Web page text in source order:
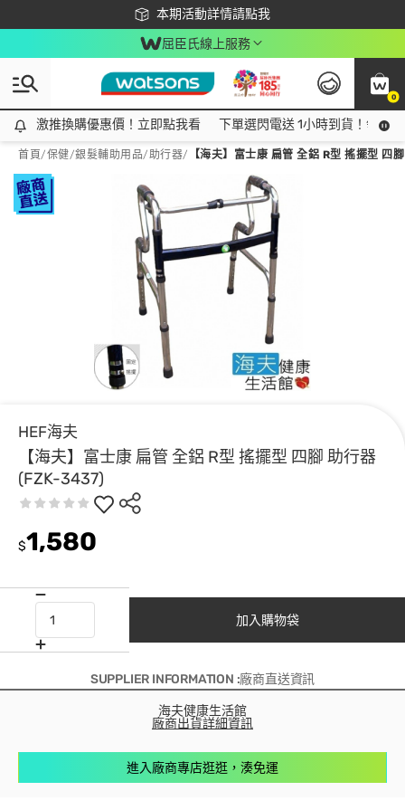
本期活動詳情請點我
下載app最高回饋$350
屈臣氏線上服務
0
激推換購優惠價！立即點我看
激推換購優惠價！立即點我看 下單選閃電送 1小時到貨！領神
首頁/保健/銀髮輔助用品/助行器/ 【海夫】富士康 扁管 全鋁 R型 搖擺型
HEF海夫
【海夫】富士康 扁管 全鋁 R型 搖擺型 四腳 助行器
(FZK-3437)
$1,580
加入購物袋
SUPPLIER INFORMATION :廠商直送資訊
海夫健康生活館
廠商出貨詳細資訊
進入廠商專店逛逛，湊免運